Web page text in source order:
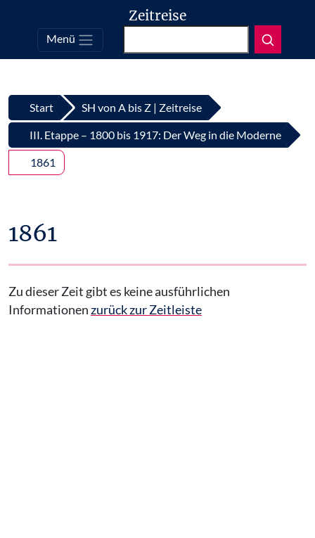
Top
Zum Inhalt springen
Zeitreise
Menü
Start SH von A bis Z | Zeitreise
III. Etappe – 1800 bis 1917: Der Weg in die Moderne
1861
1861
Zu dieser Zeit gibt es keine ausführlichen
Informationenzurück zur Zeitleiste